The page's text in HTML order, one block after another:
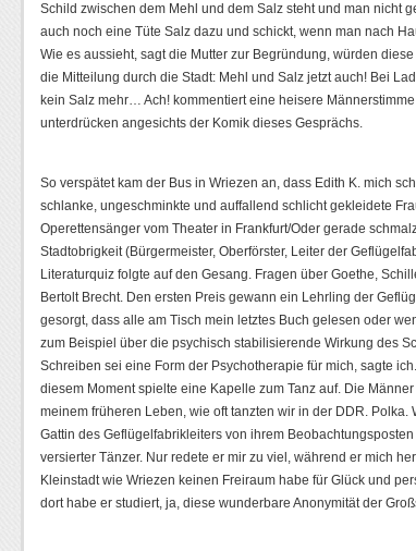
Schild zwischen dem Mehl und dem Salz steht und man nicht
auch noch eine Tüte Salz dazu und schickt, wenn man nach
Wie es aussieht, sagt die Mutter zur Begründung, würden
die Mitteilung durch die Stadt: Mehl und Salz jetzt auch! Bei
kein Salz mehr… Ach! kommentiert eine heisere
unterdrücken angesichts der Komik dieses Gesprächs.
So verspätet kam der Bus in Wriezen an, dass Edith K. mich
schlanke, ungeschminkte und auffallend schlicht gekleidete
Operettensänger vom Theater in Frankfurt/Oder gerade
Stadtobrigkeit (Bürgermeister, Oberförster, Leiter der
Literaturquiz folgte auf den Gesang. Fragen über Goethe,
Bertolt Brecht. Den ersten Preis gewann ein Lehrling der
gesorgt, dass alle am Tisch mein letztes Buch gelesen oder
zum Beispiel über die psychisch stabilisierende Wirkung des
Schreiben sei eine Form der Psychotherapie für mich, sagte
diesem Moment spielte eine Kapelle zum Tanz auf. Die
meinem früheren Leben, wie oft tanzten wir in der DDR.
Gattin des Geflügelfabrikleiters von ihrem
versierter Tänzer. Nur redete er mir zu viel, während er mich
Kleinstadt wie Wriezen keinen Freiraum habe für Glück und
dort habe er studiert, ja, diese wunderbare Anonymität der